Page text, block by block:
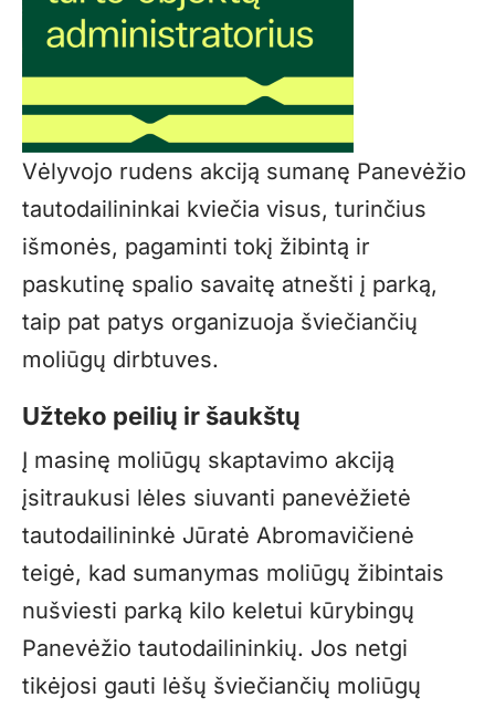
Vėlyvojo rudens akciją sumanę Panevėžio
tautodailininkai kviečia visus, turinčius
išmonės, pagaminti tokį žibintą ir
paskutinę spalio savaitę atnešti į parką,
taip pat patys organizuoja šviečiančių
moliūgų dirbtuves.
Užteko peilių ir šaukštų
Į masinę moliūgų skaptavimo akciją
įsitraukusi lėles siuvanti panevėžietė
tautodailininkė Jūratė Abromavičienė
teigė, kad sumanymas moliūgų žibintais
nušviesti parką kilo keletui kūrybingų
Panevėžio tautodailininkių. Jos netgi
tikėjosi gauti lėšų šviečiančių moliūgų